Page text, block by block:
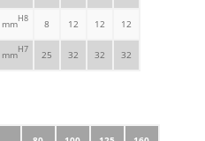
mmH8 8 12 12 12
mmH7 25 32 32 32